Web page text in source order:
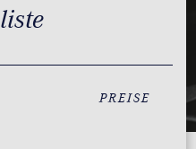
PREISE